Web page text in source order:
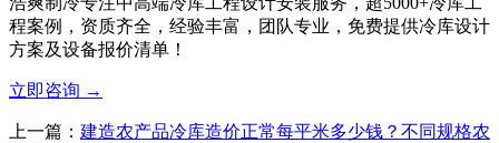
程案例，资质齐全，经验丰富，团队专业，免费提供冷库设计
方案及设备报价清单！
立即咨询 →
上一篇： 建造农产品冷库造价正常每平米多少钱？不同规格农